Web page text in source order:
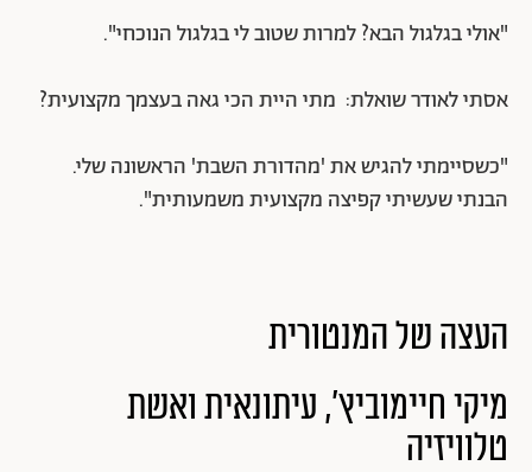
"אולי בגלגול הבא? למרות שטוב לי בגלגול הנוכחי".
אסתי לאודר שואלת: מתי היית הכי גאה בעצמך מקצועית?
"כשסיימתי להגיש את 'מהדורת השבת' הראשונה שלי.
הבנתי שעשיתי קפיצה מקצועית משמעותית".
העצה של המנטורית
מיקי חיימוביץ', עיתונאית ואשת
טלוויזיה